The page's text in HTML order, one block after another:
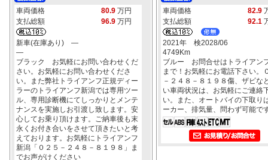
車両価格 80.9 万円
支払総額
96.9 万円
新車(在庫あり) ―
―
ブラック お気軽にお問い合わせくだ
さい。お気軽にお問い合わせくださ
い。また弊社トライアンフ正規ディー
ラーのトライアンフ新潟では専用ツー
ル、専用診断機にてしっかりとメンテ
ナンスを実施しお引渡し致します。安
心してお乗り頂けます。ご納車後も末
永くお付き合いをさせて頂きたいと考
えております。お気軽にトライアンフ
新潟「０２５－２４８－８１９８」ま
でお声がけください
車両価格 82.9
支払総額
92.1
2021年 検2028/06
4749Km
ブルー お問合せはトライアン
まで！お気軽にお電話下さい。
－２４８－８１９８傷、ザビな
い車両状況は、お気軽にご連絡
い。また、オートバイの下取り
ーカー、排気量、問わず可能で